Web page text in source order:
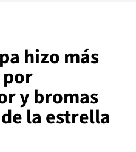
hizo más
por
y bromas
la estrella